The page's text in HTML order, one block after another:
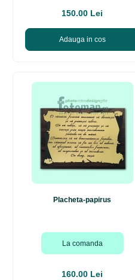
150.00 Lei
Adauga in cos
Placheta-papirus
La comanda
160.00 Lei